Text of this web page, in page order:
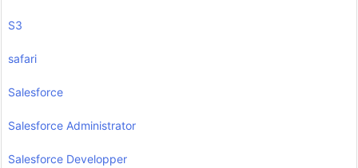
S3
safari
Salesforce
Salesforce Administrator
Salesforce Developper